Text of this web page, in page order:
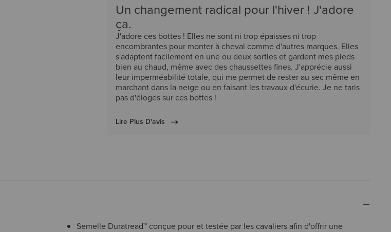
Un changement radical pour l'hiver ! J'adore
ça.
J'adore ces bottes ! Elles ne sont ni trop épaisses ni trop
encombrantes pour monter à cheval comme d'autres marques. Elles
s'adaptent facilement en une ou deux sorties et gardent mes pieds
bien au chaud, même avec des chaussettes fines. J'apprécie aussi
leur imperméabilité totale, qui me permet de rester au sec même en
marchant dans la neige ou en faisant les travaux d'écurie. Je ne taris
pas d'éloges sur ces bottes !
Lire Plus D'avis
Semelle Duratread™ conçue pour et testée par les cavaliers afin d'offrir une